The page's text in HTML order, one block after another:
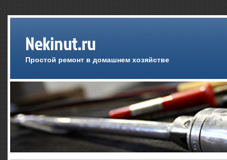
Nekinut.ru
Простой ремонт в домашнем хозяйстве